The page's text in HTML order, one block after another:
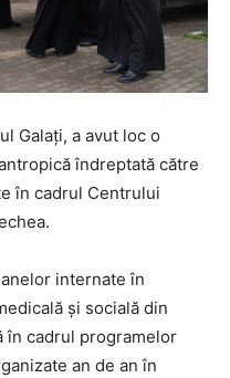
Galaţi, a avut loc o
îndreptată către
în cadrul Centrului
internate în
şi socială din
în cadrul programelor
an de an în